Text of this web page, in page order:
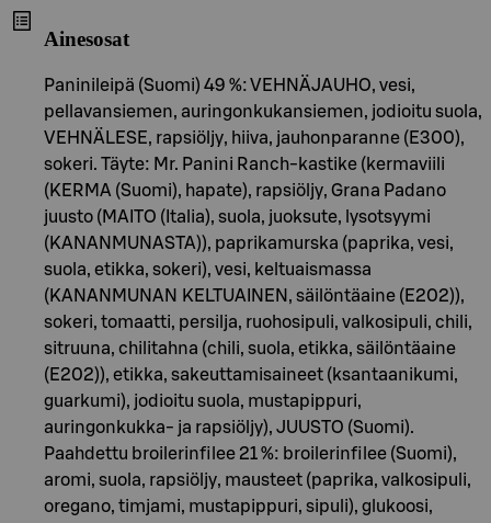
Ainesosat
Paninileipä (Suomi) 49 %: VEHNÄJAUHO, vesi,
pellavansiemen, auringonkukansiemen, jodioitu suola,
VEHNÄLESE, rapsiöljy, hiiva, jauhonparanne (E300),
sokeri. Täyte: Mr. Panini Ranch-kastike (kermaviili
(KERMA (Suomi), hapate), rapsiöljy, Grana Padano
juusto (MAITO (Italia), suola, juoksute, lysotsyymi
(KANANMUNASTA)), paprikamurska (paprika, vesi,
suola, etikka, sokeri), vesi, keltuaismassa
(KANANMUNAN KELTUAINEN, säilöntäaine (E202)),
sokeri, tomaatti, persilja, ruohosipuli, valkosipuli, chili,
sitruuna, chilitahna (chili, suola, etikka, säilöntäaine
(E202)), etikka, sakeuttamisaineet (ksantaanikumi,
guarkumi), jodioitu suola, mustapippuri,
auringonkukka- ja rapsiöljy), JUUSTO (Suomi).
Paahdettu broilerinfilee 21 %: broilerinfilee (Suomi),
aromi, suola, rapsiöljy, mausteet (paprika, valkosipuli,
oregano, timjami, mustapippuri, sipuli), glukoosi,